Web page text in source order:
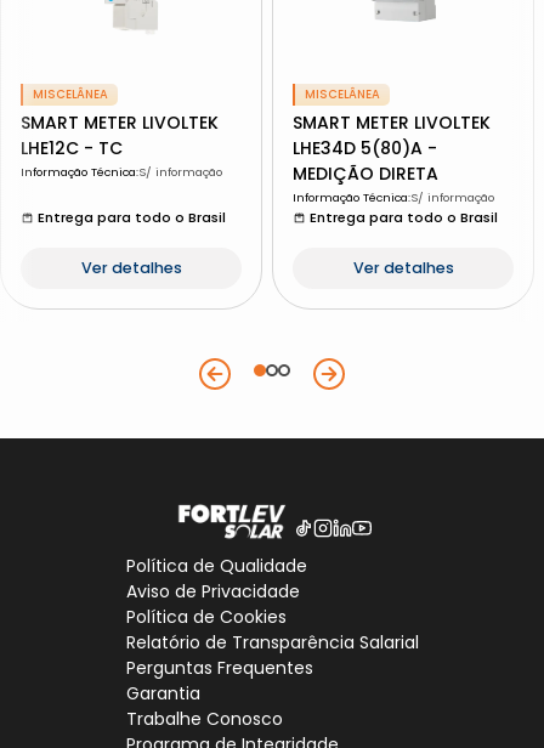
MISCELÂNEA
SMART METER LIVOLTEK
LHE12C - TC
Informação Técnica:S/ informação
Entrega para todo o Brasil
Ver detalhes
MISCELÂNEA
SMART METER LIVOLTEK
LHE34D 5(80)A -
MEDIÇÃO DIRETA
Informação Técnica:S/ informação
Entrega para todo o Brasil
Ver detalhes
Política de Qualidade
Aviso de Privacidade
Política de Cookies
Relatório de Transparência Salarial
Perguntas Frequentes
Garantia
Trabalhe Conosco